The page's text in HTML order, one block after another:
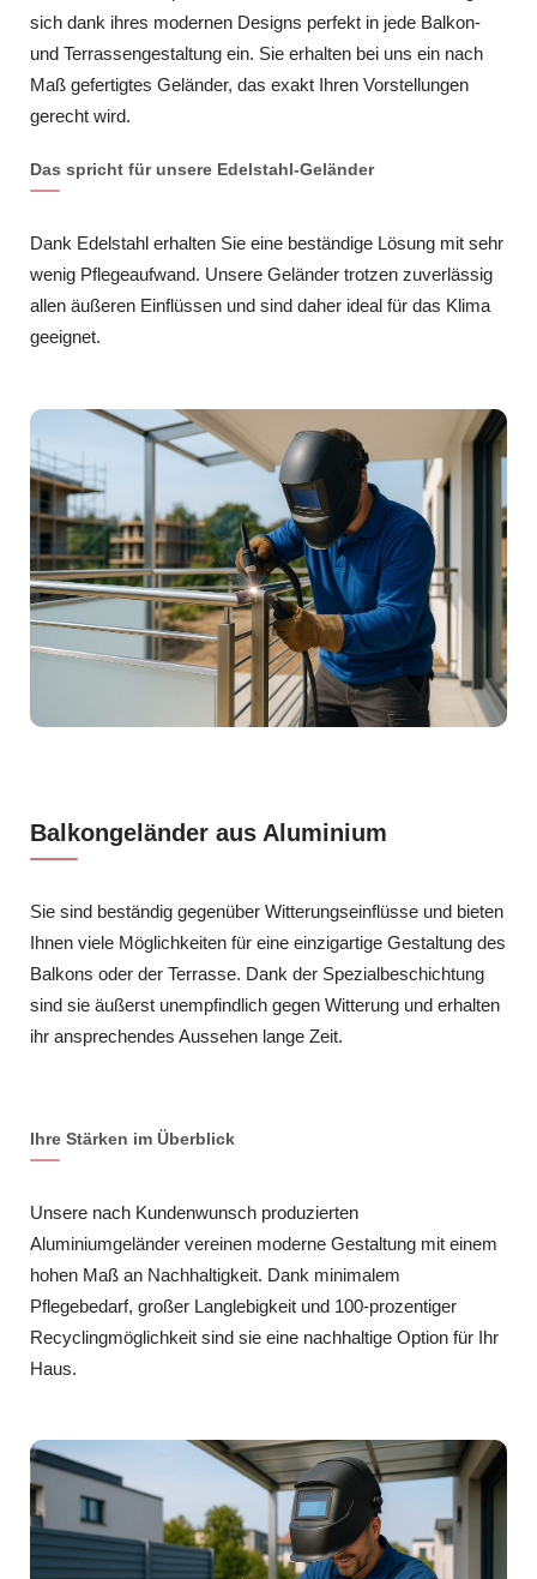
sich dank ihres modernen Designs perfekt in jede Balkon-
und Terrassengestaltung ein. Sie erhalten bei uns ein nach
Maß gefertigtes Geländer, das exakt Ihren Vorstellungen
gerecht wird.
Das spricht für unsere Edelstahl-Geländer
Dank Edelstahl erhalten Sie eine beständige Lösung mit sehr
wenig Pflegeaufwand. Unsere Geländer trotzen zuverlässig
allen äußeren Einflüssen und sind daher ideal für das Klima
geeignet.
Balkongeländer aus Aluminium
Sie sind beständig gegenüber Witterungseinflüsse und bieten
Ihnen viele Möglichkeiten für eine einzigartige Gestaltung des
Balkons oder der Terrasse. Dank der Spezialbeschichtung
sind sie äußerst unempfindlich gegen Witterung und erhalten
ihr ansprechendes Aussehen lange Zeit.
Ihre Stärken im Überblick
Unsere nach Kundenwunsch produzierten
Aluminiumgeländer vereinen moderne Gestaltung mit einem
hohen Maß an Nachhaltigkeit. Dank minimalem
Pflegebedarf, großer Langlebigkeit und 100-prozentiger
Recyclingmöglichkeit sind sie eine nachhaltige Option für Ihr
Haus.